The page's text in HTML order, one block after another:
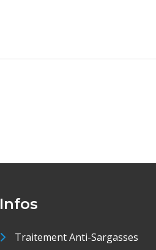
Infos
Traitement Anti-Sargasses